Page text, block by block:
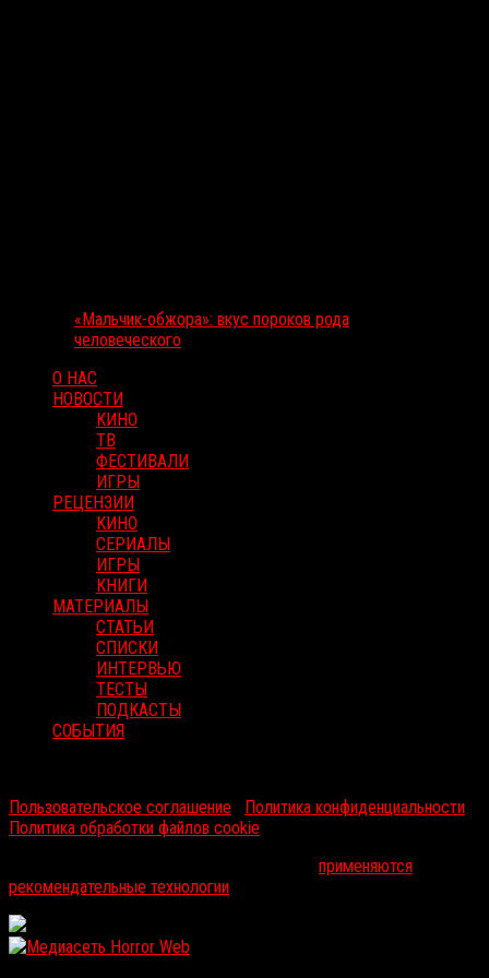
«Мальчик-обжора»: вкус пороков рода
человеческого
О НАС
НОВОСТИ
КИНО
ТВ
ФЕСТИВАЛИ
ИГРЫ
РЕЦЕНЗИИ
КИНО
СЕРИАЛЫ
ИГРЫ
КНИГИ
МАТЕРИАЛЫ
СТАТЬИ
СПИСКИ
ИНТЕРВЬЮ
ТЕСТЫ
ПОДКАСТЫ
СОБЫТИЯ
Пользовательское соглашение
Политика конфиденциальности
Политика обработки файлов cookie
применяются
рекомендательные технологии